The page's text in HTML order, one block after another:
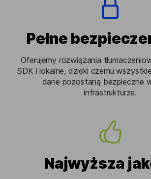
Pełne
Oferujemy rozwiązania
SDK i lokalne, dzięki czemu
dane pozostaną bezpieczne
infrastrukturze.
Najwyższa